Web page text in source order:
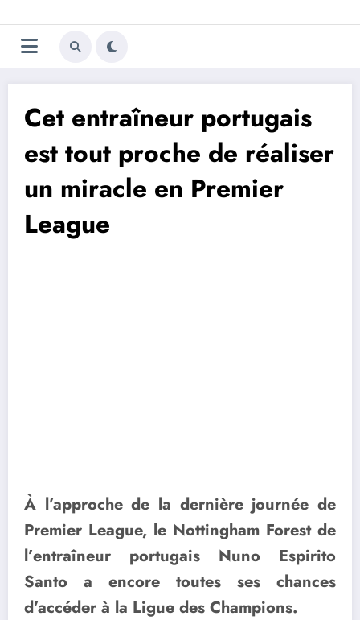
au
contenu
Trivela
L'actualité du football
Cet entraîneur portugais
est tout proche de réaliser
un miracle en Premier
League
À l’approche de la dernière journée de
Premier League, le Nottingham Forest de
l’entraîneur portugais Nuno Espirito
Santo a encore toutes ses chances
d’accéder à la Ligue des Champions.